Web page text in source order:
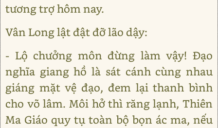
tương trợ hôm nay.
Vân Long lật đật đỡ lão dậy:
- Lộ chưởng môn đừng làm vậy! Đạo
nghĩa giang hồ là sát cánh cùng nhau
giáng mặt vệ đạo, đem lại thanh bình
cho võ lâm. Môi hở thì răng lạnh, Thiên
Ma Giáo quy tụ toàn bộ bọn ác ma, nếu